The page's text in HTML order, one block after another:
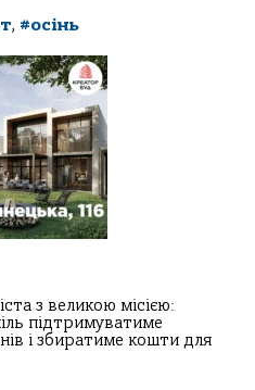
, #осінь
з великою місією:
підтримуватиме
і збиратиме кошти для